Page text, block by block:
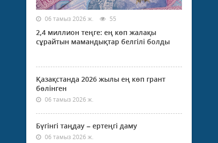
06 тамыз 2026 ж. 55
2,4 миллион теңге: ең көп жалақы
сұрайтын мамандықтар белгілі болды
Қазақстанда 2026 жылы ең көп грант
бөлінген
06 тамыз 2026 ж.
Бүгінгі таңдау – ертеңгі даму
06 тамыз 2026 ж.